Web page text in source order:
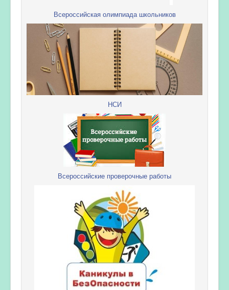
Всероссийская олимпиада школьников
НСИ
Всероссийские проверочные работы